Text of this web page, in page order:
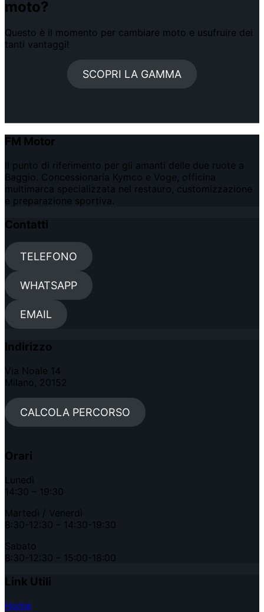
moto?
Questo è il momento per cambiare moto e usufruire dei
tanti vantaggi!
SCOPRI LA GAMMA
FM Motor
Il punto di riferimento per gli amanti delle due ruote a
Baggio. Concessionaria Kymco e Voge, officina
multimarca specializzata nel restauro, customizzazione
e preparazione sportiva.
Contatti
TELEFONO
WHATSAPP
EMAIL
Indirizzo
Via Noale 14
Milano, 20152
CALCOLA PERCORSO
Orari
Lunedì
14:30 – 19:30
Martedì / Venerdì
8:30-12:30 – 14:30-19:30
Sabato
8:30-12:30 – 15:00-18:00
Link Utili
Home